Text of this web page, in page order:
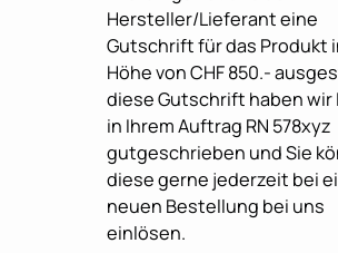
Hersteller/Lieferant eine
Gutschrift für das Produkt
Höhe von CHF 850.-
diese Gutschrift haben wir
in Ihrem Auftrag RN 578xyz
gutgeschrieben und Sie
diese gerne jederzeit bei
neuen Bestellung bei uns
einlösen.